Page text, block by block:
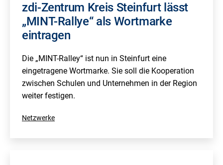
zdi-Zentrum Kreis Steinfurt lässt
„MINT-Rallye“ als Wortmarke
eintragen
Die „MINT-Ralley“ ist nun in Steinfurt eine
eingetragene Wortmarke. Sie soll die Kooperation
zwischen Schulen und Unternehmen in der Region
weiter festigen.
Kategorisiert
Netzwerke